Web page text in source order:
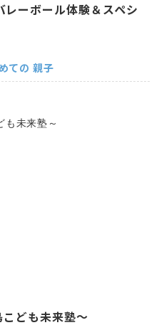
ーボール体験＆スペシ
ての 親子
ども未来塾～